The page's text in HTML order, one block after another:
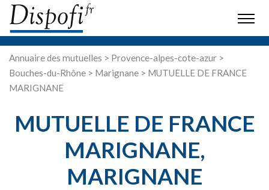
Annuaire des mutuelles > Provence-alpes-cote-azur >
Bouches-du-Rhône > Marignane > MUTUELLE DE FRANCE
MARIGNANE
MUTUELLE DE FRANCE
MARIGNANE,
MARIGNANE